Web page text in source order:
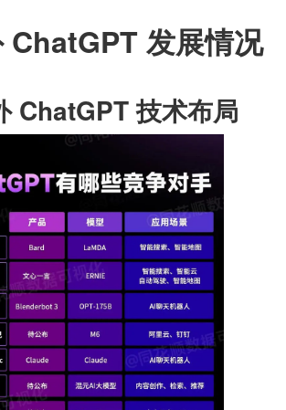
ChatGPT 发展情况
ChatGPT 技术布局